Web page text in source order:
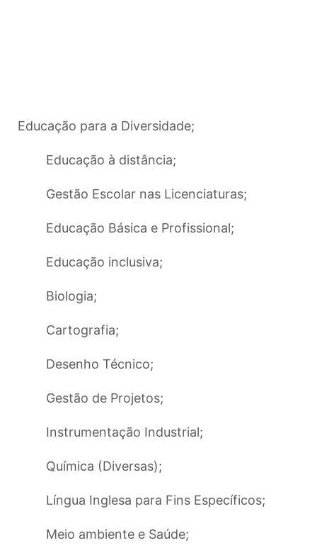
Educação para a Diversidade;
Educação à distância;
Gestão Escolar nas Licenciaturas;
Educação Básica e Profissional;
Educação inclusiva;
Biologia;
Cartografia;
Desenho Técnico;
Gestão de Projetos;
Instrumentação Industrial;
Química (Diversas);
Língua Inglesa para Fins Específicos;
Meio ambiente e Saúde;